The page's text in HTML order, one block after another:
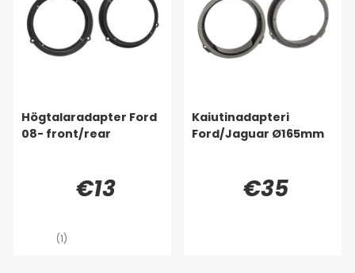
Högtalaradapter Ford
08- front/rear
€13
(1)
Kaiutinadapteri
Ford/Jaguar Ø165mm
€35